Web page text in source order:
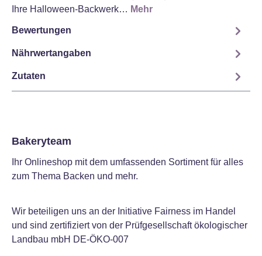
Ihre Halloween‑Backwerk… Mehr
Bewertungen
Nährwertangaben
Zutaten
Bakeryteam
Ihr Onlineshop mit dem umfassenden Sortiment für alles
zum Thema Backen und mehr.
Wir beteiligen uns an der Initiative Fairness im Handel
und sind zertifiziert von der Prüfgesellschaft ökologischer
Landbau mbH DE-ÖKO-007